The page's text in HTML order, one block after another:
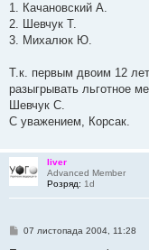
1. Качановский А.
2. Шевчук Т.
3. Михалюк Ю.
Т.к. первым двоим 12
разыгрывать льготное
Шевчук С.
С уважением, Корсак.
liver
Advanced Member
Розряд: 1d
П07 листопада 2004, 11:28